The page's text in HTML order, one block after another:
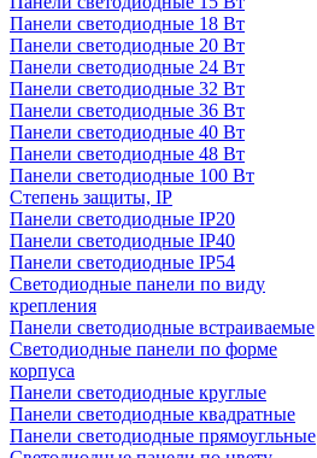
Панели светодиодные 18 Вт
Панели светодиодные 20 Вт
Панели светодиодные 24 Вт
Панели светодиодные 32 Вт
Панели светодиодные 36 Вт
Панели светодиодные 40 Вт
Панели светодиодные 48 Вт
Панели светодиодные 100 Вт
Степень защиты, IP
Панели светодиодные IP20
Панели светодиодные IP40
Панели светодиодные IP54
Светодиодные панели по виду
крепления
Панели светодиодные встраиваемые
Светодиодные панели по форме
корпуса
Панели светодиодные круглые
Панели светодиодные квадратные
Панели светодиодные прямоугльные